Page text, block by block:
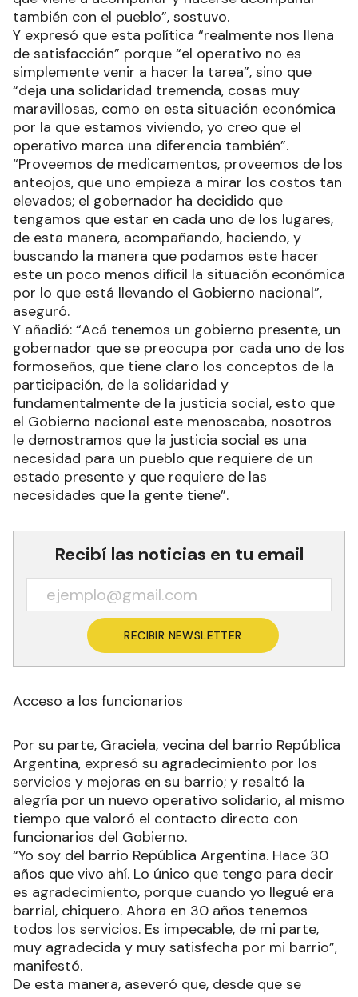
también con el pueblo”, sostuvo.
Y expresó que esta política “realmente nos llena
de satisfacción” porque “el operativo no es
simplemente venir a hacer la tarea”, sino que
“deja una solidaridad tremenda, cosas muy
maravillosas, como en esta situación económica
por la que estamos viviendo, yo creo que el
operativo marca una diferencia también”.
“Proveemos de medicamentos, proveemos de los
anteojos, que uno empieza a mirar los costos tan
elevados; el gobernador ha decidido que
tengamos que estar en cada uno de los lugares,
de esta manera, acompañando, haciendo, y
buscando la manera que podamos este hacer
este un poco menos difícil la situación económica
por lo que está llevando el Gobierno nacional”,
aseguró.
Y añadió: “Acá tenemos un gobierno presente, un
gobernador que se preocupa por cada uno de los
formoseños, que tiene claro los conceptos de la
participación, de la solidaridad y
fundamentalmente de la justicia social, esto que
el Gobierno nacional este menoscaba, nosotros
le demostramos que la justicia social es una
necesidad para un pueblo que requiere de un
estado presente y que requiere de las
necesidades que la gente tiene”.
Recibí las noticias en tu email
RECIBIR NEWSLETTER
Acceso a los funcionarios
Por su parte, Graciela, vecina del barrio República
Argentina, expresó su agradecimiento por los
servicios y mejoras en su barrio; y resaltó la
alegría por un nuevo operativo solidario, al mismo
tiempo que valoró el contacto directo con
funcionarios del Gobierno.
“Yo soy del barrio República Argentina. Hace 30
años que vivo ahí. Lo único que tengo para decir
es agradecimiento, porque cuando yo llegué era
barrial, chiquero. Ahora en 30 años tenemos
todos los servicios. Es impecable, de mi parte,
muy agradecida y muy satisfecha por mi barrio”,
manifestó.
De esta manera, aseveró que, desde que se